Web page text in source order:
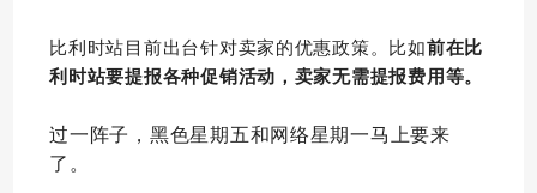
比利时站目前出台针对卖家的优惠政策。比如前在比
利时站要提报各种促销活动，卖家无需提报费用等。
过一阵子，黑色星期五和网络星期一马上要来
了。